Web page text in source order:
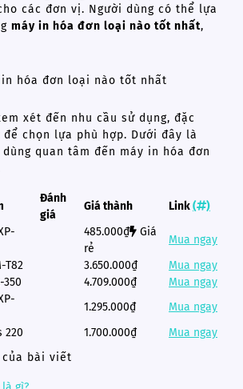
các đơn vị. Người dùng có thể lựa
máy in hóa đơn loại nào tốt nhất,
xét đến nhu cầu sử dụng, đặc
chọn lựa phù hợp. Dưới đây là
quan tâm đến máy in hóa đơn
Đánh
giá
Giá thành Link( )
485.000₫
Giá
rẻ
Mua ngay
T82
3.650.000₫
Mua ngay
350
4.709.000₫
Mua ngay
1.295.000₫
Mua ngay
220
1.700.000₫
Mua ngay
của bài viết